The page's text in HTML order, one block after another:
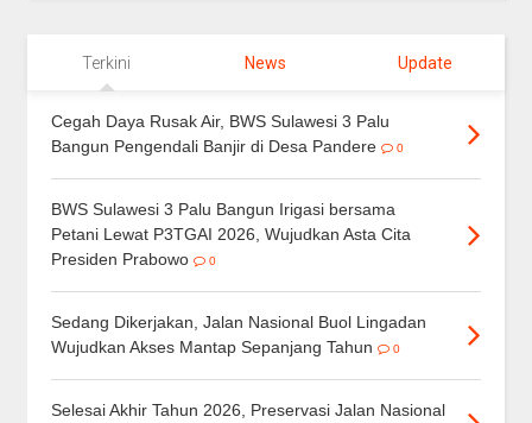
Terkini News Update
Cegah Daya Rusak Air, BWS Sulawesi 3 Palu
Bangun Pengendali Banjir di Desa Pandere
0
BWS Sulawesi 3 Palu Bangun Irigasi bersama
Petani Lewat P3TGAI 2026, Wujudkan Asta Cita
Presiden Prabowo
0
Sedang Dikerjakan, Jalan Nasional Buol Lingadan
Wujudkan Akses Mantap Sepanjang Tahun
0
Selesai Akhir Tahun 2026, Preservasi Jalan Nasional